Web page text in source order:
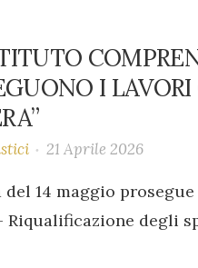
I
21 Aprile 2026
del 14 maggio
Riqualificazione degli